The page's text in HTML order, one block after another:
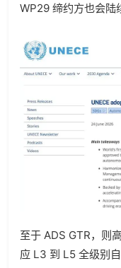
WP29 缔约方也会陆
至于 ADS GTR，则
应 L3 到 L5 全级别